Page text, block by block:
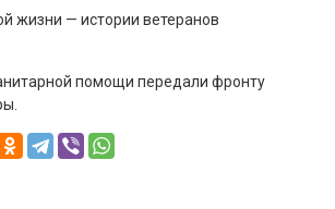
жизни — истории ветеранов
помощи передали фронту